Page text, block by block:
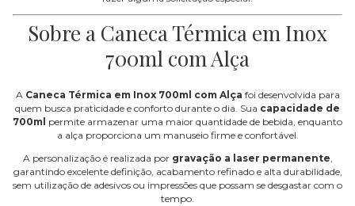
Sobre a Caneca Térmica em Inox
700ml com Alça
A Caneca Térmica em Inox 700ml com Alça foi desenvolvida para
quem busca praticidade e conforto durante o dia. Sua capacidade de
700ml permite armazenar uma maior quantidade de bebida, enquanto
a alça proporciona um manuseio firme e confortável.
A personalização é realizada por gravação a laser permanente,
garantindo excelente definição, acabamento refinado e alta durabilidade,
sem utilização de adesivos ou impressões que possam se desgastar com o
tempo.